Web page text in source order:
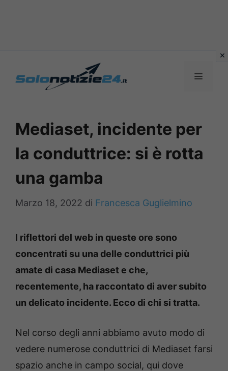
MENU
Mediaset, incidente per
la conduttrice: si è rotta
una gamba
Marzo 18, 2022 di Francesca Guglielmino
I riflettori del web in queste ore sono
concentrati su una delle conduttrici più
amate di casa Mediaset e che,
recentemente, ha raccontato di aver subito
un delicato incidente. Ecco di chi si tratta.
Nel corso degli anni abbiamo avuto modo di
vedere numerose conduttrici di Mediaset farsi
spazio anche in campo social, qui dove